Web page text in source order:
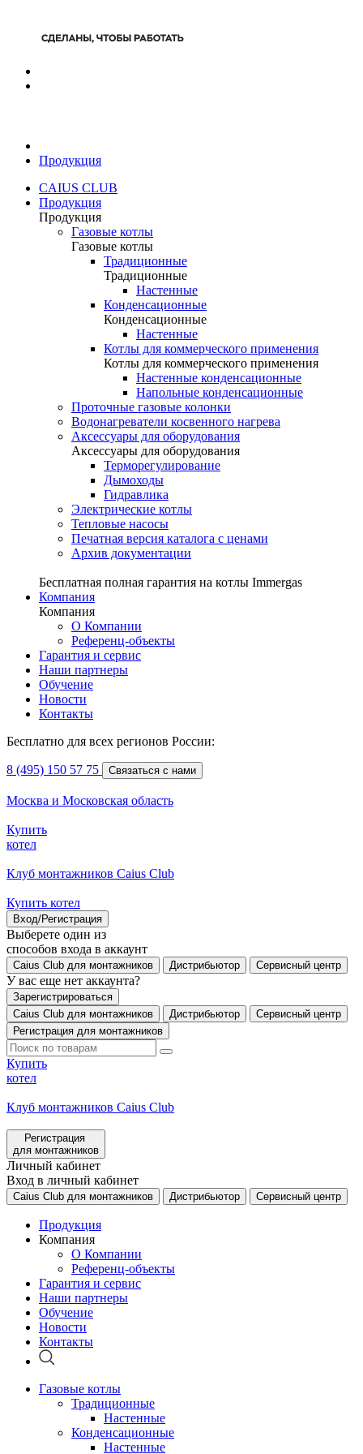
Продукция
CAIUS CLUB
Продукция
Продукция
Газовые котлы
Газовые котлы
Традиционные
Традиционные
Настенные
Конденсационные
Конденсационные
Настенные
Котлы для коммерческого применения
Котлы для коммерческого применения
Настенные конденсационные
Напольные конденсационные
Проточные газовые колонки
Водонагреватели косвенного нагрева
Аксессуары для оборудования
Аксессуары для оборудования
Терморегулирование
Дымоходы
Гидравлика
Электрические котлы
Тепловые насосы
Печатная версия каталога с ценами
Архив документации
Бесплатная полная гарантия на котлы Immergas
Компания
Компания
О Компании
Референц-объекты
Гарантия и сервис
Наши партнеры
Обучение
Новости
Контакты
Бесплатно для всех регионов России:
8 (495) 150 57 75 Связаться с нами
Москва и Московская область
Купить
котел
Клуб монтажников Caius Club
Купить котел
Вход/Регистрация
Выберете один из
способов входа в аккаунт
Caius Club для монтажников Дистрибьютор Сервисный центр
У вас еще нет аккаунта?
Зарегистрироваться
Caius Club для монтажников
Дистрибьютор
Сервисный центр
Регистрация для монтажников
Купить
котел
Клуб монтажников Caius Club
Регистрация
для монтажников
Личный кабинет
Вход в личный кабинет
Caius Club для монтажников Дистрибьютор Сервисный центр
Продукция
Компания
О Компании
Референц-объекты
Гарантия и сервис
Наши партнеры
Обучение
Новости
Контакты
Газовые котлы
Традиционные
Настенные
Конденсационные
Настенные